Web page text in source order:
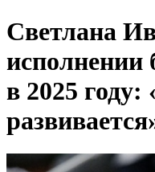
Светлана
в 2025 году: